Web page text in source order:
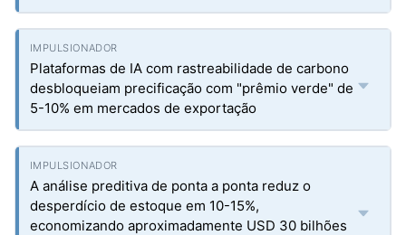
Plataformas de IA com rastreabilidade de carbono
desbloqueiam precificação com "prêmio verde" de
5-10% em mercados de exportação
A análise preditiva de ponta a ponta reduz o
desperdício de estoque em 10-15%,
economizando aproximadamente USD 30 bilhões